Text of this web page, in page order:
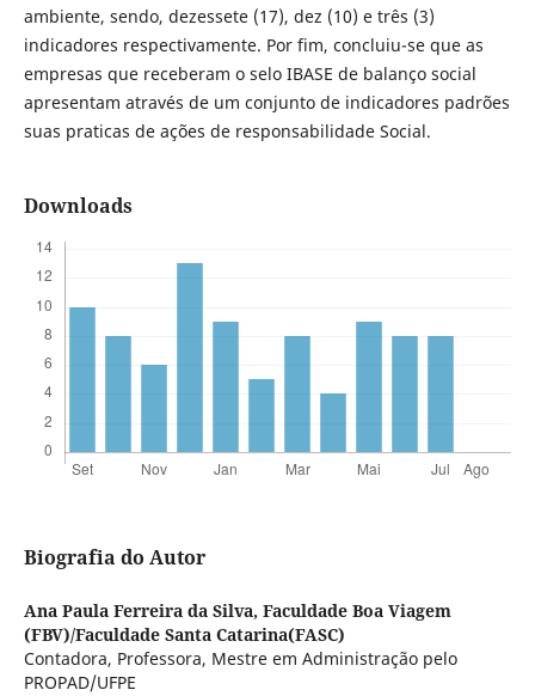
ambiente, sendo, dezessete (17), dez (10) e três (3)
indicadores respectivamente. Por fim, concluiu-se que as
empresas que receberam o selo IBASE de balanço social
apresentam através de um conjunto de indicadores padrões
suas praticas de ações de responsabilidade Social.
Downloads
Biografia do Autor
Ana Paula Ferreira da Silva, Faculdade Boa Viagem
(FBV)/Faculdade Santa Catarina(FASC)
Contadora, Professora, Mestre em Administração pelo
PROPAD/UFPE